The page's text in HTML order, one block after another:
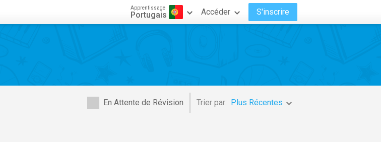
Apprentissage
Portugais Accéder S'inscrire
En Attente de Révision Trier par: Plus Récentes